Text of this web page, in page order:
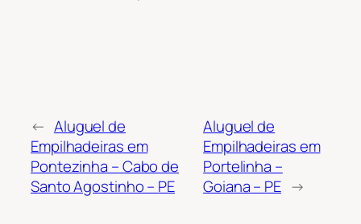
← Aluguel de
Empilhadeiras em
Pontezinha – Cabo de
Santo Agostinho – PE
Aluguel de
Empilhadeiras em
Portelinha –
Goiana – PE →